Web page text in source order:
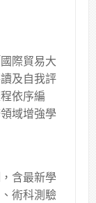
際貿易大
及自我評
依序編
域增強學
含最新學
術科測驗